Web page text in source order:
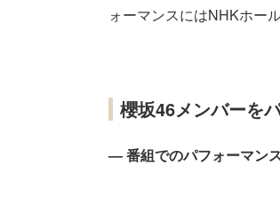
ォーマンスにはNHKホー
櫻坂46メンバーを
― 番組でのパフォーマン